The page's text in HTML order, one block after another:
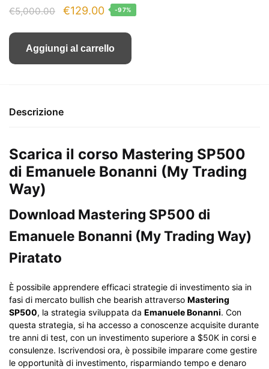
€5,000.00
Il
originale
€129.00Il
attuale
-97%
Aggiungi al carrello
Descrizione
Scarica il corso Mastering SP500
di Emanuele Bonanni (My Trading
Way)
Download Mastering SP500 di
Emanuele Bonanni (My Trading Way)
Piratato
È possibile apprendere efficaci strategie di investimento sia in
fasi di mercato bullish che bearish attraverso Mastering
SP500, la strategia sviluppata da Emanuele Bonanni. Con
questa strategia, si ha accesso a conoscenze acquisite durante
tre anni di test, con un investimento superiore a $50K in corsi e
consulenze. Iscrivendosi ora, è possibile imparare come gestire
le opportunità di investimento, risparmiando tempo e denaro